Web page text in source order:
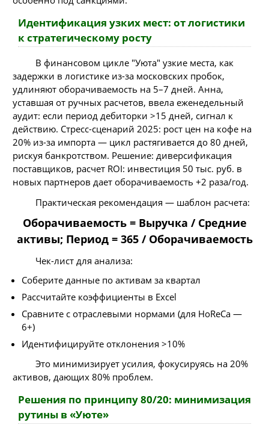
Идентификация узких мест: от логистики
к стратегическому росту
В финансовом цикле "Уюта" узкие места, как
задержки в логистике из-за московских пробок,
удлиняют оборачиваемость на 5–7 дней. Анна,
уставшая от ручных расчетов, ввела еженедельный
аудит: если период дебиторки >15 дней, сигнал к
действию. Стресс-сценарий 2025: рост цен на кофе на
20% из-за импорта — цикл растягивается до 80 дней,
рискуя банкротством. Решение: диверсификация
поставщиков, расчет ROI: инвестиция 50 тыс. руб. в
новых партнеров дает оборачиваемость +2 раза/год.
Практическая рекомендация — шаблон расчета:
Оборачиваемость = Выручка / Средние
активы; Период = 365 / Оборачиваемость
Чек-лист для анализа:
Соберите данные по активам за квартал
Рассчитайте коэффициенты в Excel
Сравните с отраслевыми нормами (для HoReCa —
6+)
Идентифицируйте отклонения >10%
Это минимизирует усилия, фокусируясь на 20%
активов, дающих 80% проблем.
Решения по принципу 80/20: минимизация
рутины в «Уюте»